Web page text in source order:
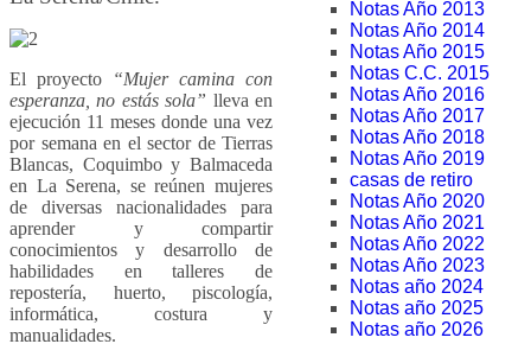
Notas Año 2013
Notas Año 2014
Notas Año 2015
Notas C.C. 2015
Notas Año 2016
Notas Año 2017
Notas Año 2018
Notas Año 2019
casas de retiro
Notas Año 2020
Notas Año 2021
Notas Año 2022
Notas Año 2023
Notas año 2024
Notas año 2025
Notas año 2026
El proyecto
“Mujer camina con
esperanza, no estás sola” lleva en
ejecución 11 meses donde una vez
por semana en el sector de Tierras
Blancas, Coquimbo y Balmaceda
en La Serena, se reúnen mujeres
de diversas nacionalidades para
aprender y compartir
conocimientos y desarrollo de
habilidades en talleres de
repostería, huerto, piscología,
informática, costura y
manualidades.